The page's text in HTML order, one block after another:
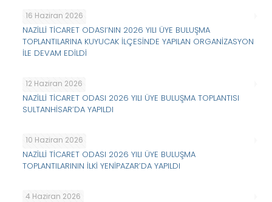
16 Haziran 2026
NAZİLLİ TİCARET ODASI’NIN 2026 YILI ÜYE BULUŞMA
TOPLANTILARINA KUYUCAK İLÇESİNDE YAPILAN ORGANİZASYON
İLE DEVAM EDİLDİ
12 Haziran 2026
NAZİLLİ TİCARET ODASI 2026 YILI ÜYE BULUŞMA TOPLANTISI
SULTANHİSAR’DA YAPILDI
10 Haziran 2026
NAZİLLİ TİCARET ODASI 2026 YILI ÜYE BULUŞMA
TOPLANTILARININ İLKİ YENİPAZAR’DA YAPILDI
4 Haziran 2026